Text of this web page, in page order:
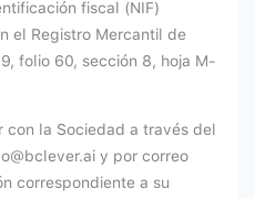
fiscal (NIF)
el Registro Mercantil de
folio 60, sección 8, hoja M-
con la Sociedad a través del
y por correo
correspondiente a su